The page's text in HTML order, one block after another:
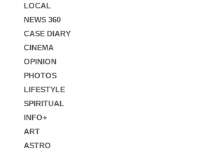
LOCAL
NEWS 360
CASE DIARY
CINEMA
OPINION
PHOTOS
LIFESTYLE
SPIRITUAL
INFO+
ART
ASTRO